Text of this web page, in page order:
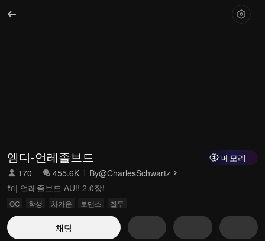
메모리
엠디-언레졸브드
170 455.6K By@CharlesSchwartz
🔌| 언레졸브드 AU!! 2.0장!
OC 학생 차가운 로맨스 질투
채팅